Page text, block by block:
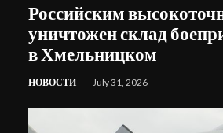
Российским
уничтожен склад
в Хмельницком
НОВОСТИ July 31, 2026